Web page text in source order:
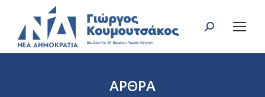
Search:
ΑΡΘΡΑ